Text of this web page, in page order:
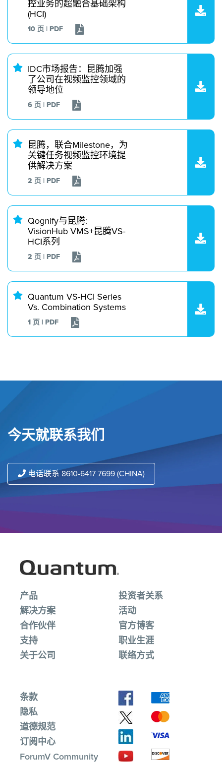
控业务的超融合基础架构
(HCI)
10 页 | PDF
IDC市场报告：昆腾加强
了公司在视频监控领域的
领导地位
6 页 | PDF
昆腾，联合Milestone，为
关键任务视频监控环境提
供解决方案
2 页 | PDF
Qognify与昆腾:
VisionHub VMS+昆腾VS-
HCI系列
2 页 | PDF
Quantum VS-HCI Series
Vs. Combination Systems
1 页 | PDF
今天就联系我们
电话联系 8610-6417 7699 (CHINA)
产品
解决方案
合作伙伴
支持
关于公司
投资者关系
活动
官方博客
职业生涯
联络方式
条款
隐私
道德规范
订阅中心
ForumV Community